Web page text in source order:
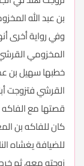
وفي رواية أخرى
خطبها سهيل بن
القرشي فتزوجت
قصتها مع الفاكه
كان للفاكه بن
للضيافة يغشاه